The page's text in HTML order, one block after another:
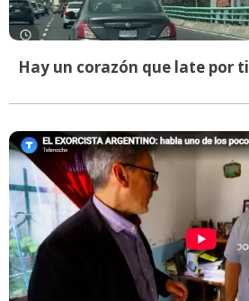
Hay un corazón que late por ti